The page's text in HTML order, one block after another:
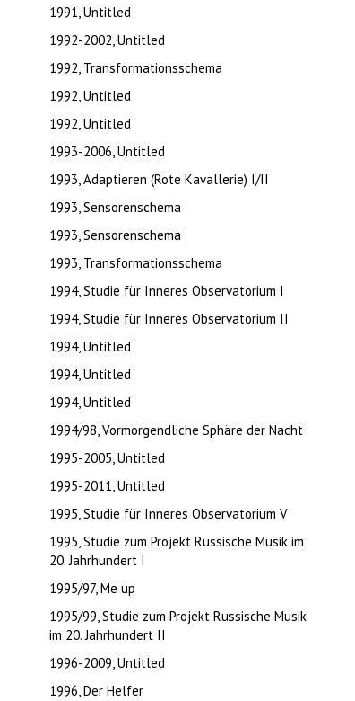
1991, Untitled
1992-2002, Untitled
1992, Transformationsschema
1992, Untitled
1992, Untitled
1993-2006, Untitled
1993, Adaptieren (Rote Kavallerie) I/II
1993, Sensorenschema
1993, Sensorenschema
1993, Transformationsschema
1994, Studie für Inneres Observatorium I
1994, Studie für Inneres Observatorium II
1994, Untitled
1994, Untitled
1994, Untitled
1994/98, Vormorgendliche Sphäre der Nacht
1995-2005, Untitled
1995-2011, Untitled
1995, Studie für Inneres Observatorium V
1995, Studie zum Projekt Russische Musik im
20. Jahrhundert I
1995/97, Me up
1995/99, Studie zum Projekt Russische Musik
im 20. Jahrhundert II
1996-2009, Untitled
1996, Der Helfer